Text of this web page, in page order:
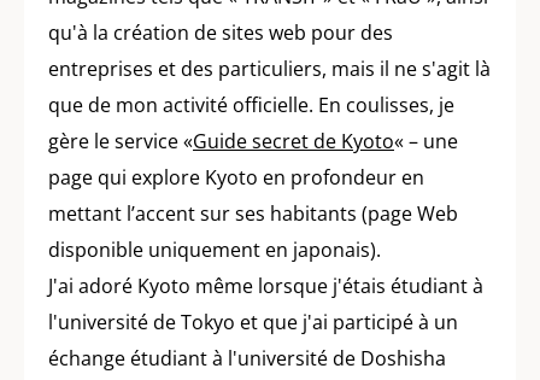
qu'à la création de sites web pour des
entreprises et des particuliers, mais il ne s'agit là
que de mon activité officielle. En coulisses, je
gère le service «Guide secret de Kyoto« – une
page qui explore Kyoto en profondeur en
mettant l’accent sur ses habitants (page Web
disponible uniquement en japonais).
J'ai adoré Kyoto même lorsque j'étais étudiant à
l'université de Tokyo et que j'ai participé à un
échange étudiant à l'université de Doshisha